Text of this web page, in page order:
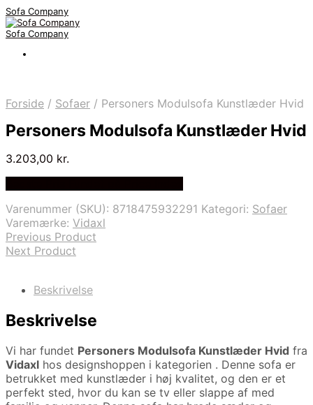
Sofa Company
Sofa Company
Forside / Sofaer / Personers Modulsofa Kunstlæder Hvid
Personers Modulsofa Kunstlæder Hvid
3.203,00 kr.
Varenummer (SKU): 8718475932291 Kategori: Sofaer
Varemærke: Vidaxl
Previous Product
Next Product
Beskrivelse
Beskrivelse
Vi har fundet Personers Modulsofa Kunstlæder Hvid fra
Vidaxl hos designshoppen i kategorien . Denne sofa er
betrukket med kunstlæder i høj kvalitet, og den er et
perfekt sted, hvor du kan se tv eller slappe af med